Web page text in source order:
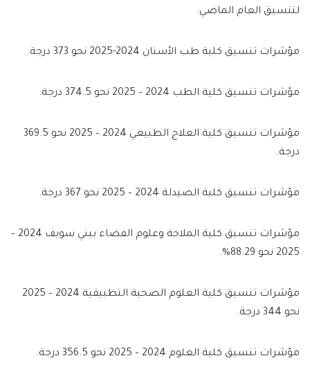
لتنسيق العام الماضي:
مؤشرات تنسيق كلية طب الأسنان 2024-2025 نحو 373 درجة.
مؤشرات تنسيق كلية الطب 2024 – 2025 نحو 374.5 درجة.
مؤشرات تنسيق كلية العلاج الطبيعي 2024 – 2025 نحو 369.5
درجة.
مؤشرات تنسيق كلية الصيدلة 2024 – 2025 نحو 367 درجة.
مؤشرات تنسيق كلية الملاحة وعلوم الفضاء ببني سويف 2024 –
2025 نحو 88.29%.
مؤشرات تنسيق كلية العلوم الصحية التطبيقية 2024 – 2025
نحو 344 درجة.
مؤشرات تنسيق كلية العلوم 2024 – 2025 نحو 356.5 درجة.